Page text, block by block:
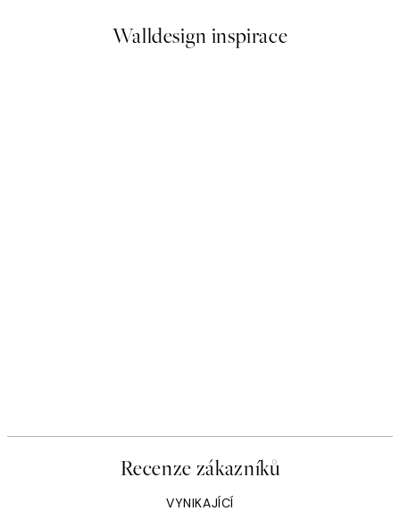
Walldesign inspirace
Recenze zákazníků
VYNIKAJÍCÍ